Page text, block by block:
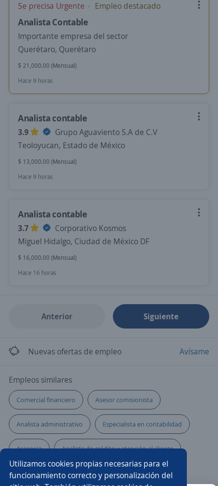
Utilizamos cookies propias necesarias para el
funcionamiento correcto y personalización del
Se precisa Urgente Empleo destacado
Analista Contable
Importante empresa del sector
Querétaro, Querétaro
$ 21,000.00 (Mensual)
Hace 9 horas
Analista contable
3.9
Grupo Aguaviento S.A de C.V
Teoloyucan, Estado de México
$ 13,000.00 (Mensual)
Hace 9 horas
Analista contable
3.7
Corporativo Kosmos
Miguel Hidalgo, Ciudad de México DF
$ 16,000.00 (Mensual)
Hace 16 horas
Anterior Siguiente
Nuevas ofertas de empleo Avísame
Empleos similares
Comercial financiero Asesor comisionista
Analista administrativo Especialista en contabilidad
Asesor/a Analista de crédito y atención al cliente
Asesor seguridad Asesor financiero